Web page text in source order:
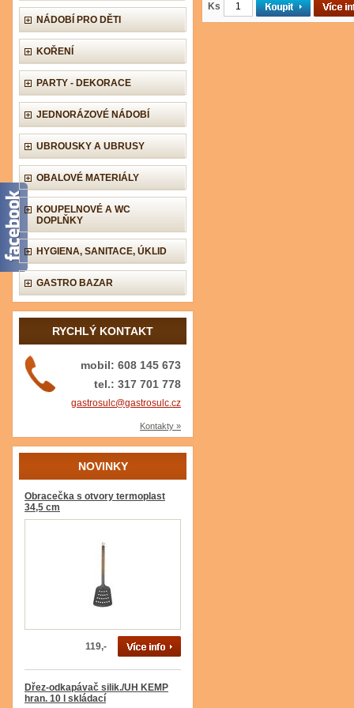
NÁDOBÍ PRO DĚTI
KOŘENÍ
PARTY - DEKORACE
JEDNORÁZOVÉ NÁDOBÍ
UBROUSKY A UBRUSY
OBALOVÉ MATERIÁLY
KOUPELNOVÉ A WC
DOPLŇKY
HYGIENA, SANITACE, ÚKLID
GASTRO BAZAR
RYCHLÝ KONTAKT
mobil: 608 145 673
tel.: 317 701 778
gastrosulc@gastrosulc.cz
Kontakty »
NOVINKY
Obracečka s otvory termoplast
34,5 cm
119,-
Dřez-odkapávač silik./UH KEMP
hran. 10 l skládací
Ks